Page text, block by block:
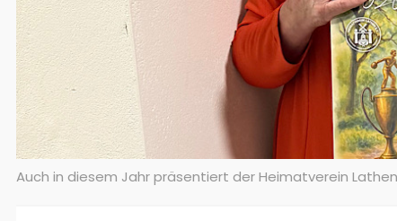
Auch in diesem Jahr präsentiert der Heimatverein